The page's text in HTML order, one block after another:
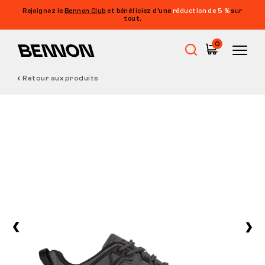
Rejoignez le Bennon Club et bénéficiez d’une réduction de 5 %sur
tout.
0
Chaussures de loisirs
Retour aux produits